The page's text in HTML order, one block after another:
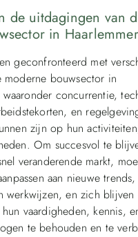
de uitdagingen van
in
geconfronteerd met
bouwsector in
waaronder concurrentie,
en
zijn op hun
Om succesvol te
veranderende markt,
aan nieuwe trends,
werkwijzen, en zich blijven
vaardigheden, kennis,
te behouden en te